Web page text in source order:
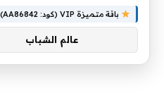
باقة متميزة VIP (كود: AA86842):
عالم الشباب